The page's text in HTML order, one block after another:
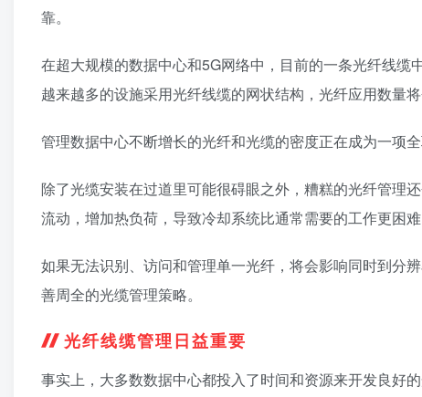
靠。
在超大规模的数据中心和5G网络中，目前的一条光纤线
越来越多的设施采用光纤线缆的网状结构，光纤应用数量将
管理数据中心不断增长的光纤和光缆的密度正在成为一项
除了光缆安装在过道里可能很碍眼之外，糟糕的光纤管理
流动，增加热负荷，导致冷却系统比通常需要的工作更困难
如果无法识别、访问和管理单一光纤，将会影响同时到分
善周全的光缆管理策略。
光纤线缆管理日益重要
事实上，大多数数据中心都投入了时间和资源来开发良好